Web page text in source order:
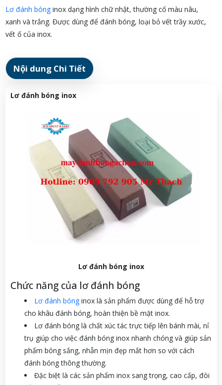
Lơ đánh bónginox dạng hình chữ nhật, thường cố màu nâu,
xanh và trắng. Được dùng để đánh bóng, loại bỏ vết trầy xước,
vết ố của inox.
Nội dung Chi Tiết
Lơ đánh bóng inox
Lơ đánh bóng inox
Chức năng của lơ đánh bóng
Lơ đánh bónginox là sản phẩm được dùng để hỗ trợ
cho khâu đánh bóng, hoàn thiện bề mặt inox.
Lơ đánh bóng là chất xúc tác trực tiếp lên bánh mài, nỉ
trụ giúp cho việc đánh bóng inox nhanh chóng và giúp sản
phẩm bóng sắng, nhẵn mịn đẹp mắt hơn so với cách
đánh bóng thông thường.
Đặc biệt là các sản phẩm inox sang trọng, cao cấp, đòi